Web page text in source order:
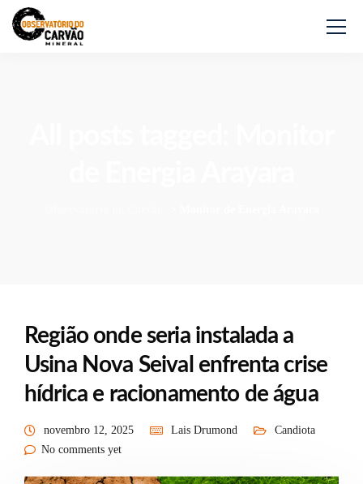
Região onde seria instalada a
Usina Nova Seival enfrenta crise
hídrica e racionamento de água
novembro 12, 2025 Lais Drumond
Candiota
No comments yet